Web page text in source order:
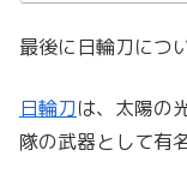
最後に日輪刀につ
日輪刀は、太陽の
隊の武器として有